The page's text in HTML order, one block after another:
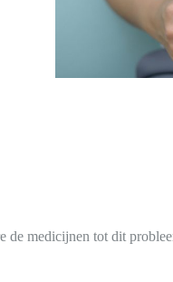
medicijnen tot dit